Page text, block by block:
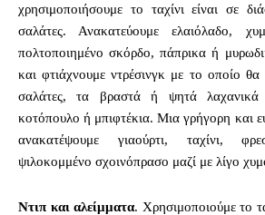
χρησιμοποιήσουμε το ταχίνι είναι σε
σαλάτες. Ανακατεύουμε ελαιόλαδο,
πολτοποιημένο σκόρδο, πάπρικα ή
και φτιάχνουμε ντρέσινγκ με το οποίο θα
σαλάτες, τα βραστά ή ψητά λαχανικά
κοτόπουλο ή μπιφτέκια. Μια γρήγορη και
ανακατέψουμε γιαούρτι, ταχίνι,
ψιλοκομμένο σχοινόπρασο μαζί με λίγο
Ντιπ και αλείμματα. Χρησιμοποιούμε το